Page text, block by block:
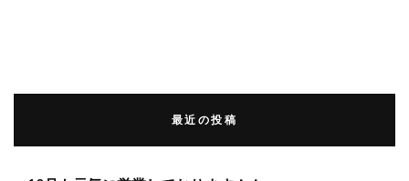
最近の投稿